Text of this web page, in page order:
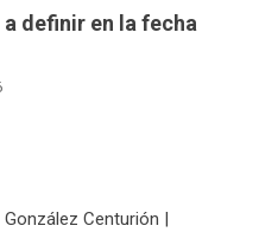
definir en la fecha
Centurión |